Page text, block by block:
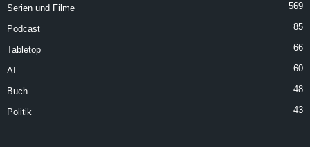
Serien und Filme 569
Podcast 85
Tabletop 66
AI 60
Buch 48
Politik 43